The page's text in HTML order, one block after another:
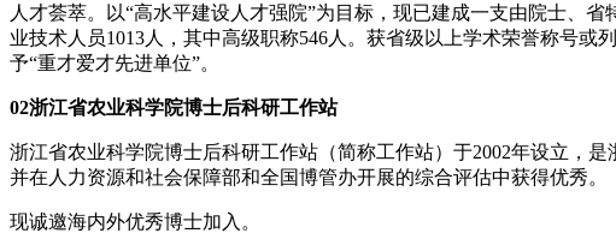
人才荟萃。以“高水平建设人才强院”为目标，现已建成一支由院士、
业技术人员1013人，其中高级职称546人。获省级以上学术荣誉称号
予“重才爱才先进单位”。
02浙江省农业科学院博士后科研工作站
浙江省农业科学院博士后科研工作站（简称工作站）于2002年设立，
并在人力资源和社会保障部和全国博管办开展的综合评估中获得优秀。
现诚邀海内外优秀博士加入。